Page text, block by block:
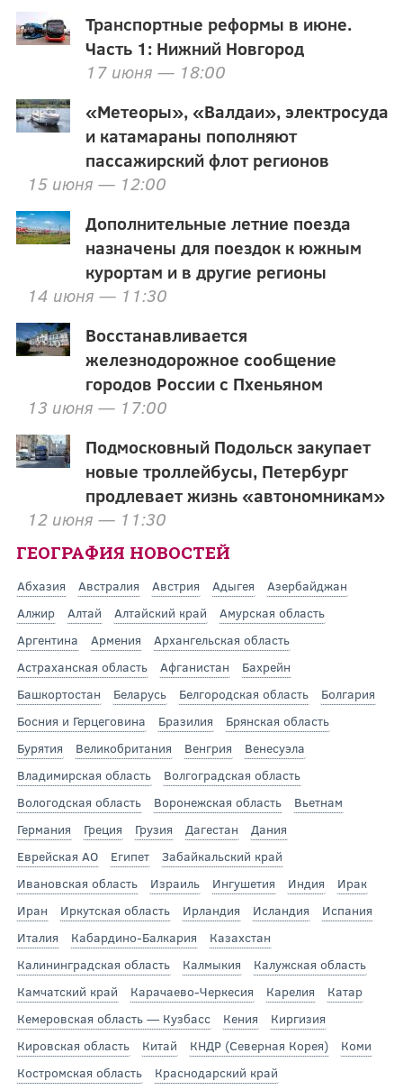
Транспортные реформы в июне.
Часть 1: Нижний Новгород
17 июня — 18:00
«Метеоры», «Валдаи», электросуда
и катамараны пополняют
пассажирский флот регионов
15 июня — 12:00
Дополнительные летние поезда
назначены для поездок к южным
курортам и в другие регионы
14 июня — 11:30
Восстанавливается
железнодорожное сообщение
городов России с Пхеньяном
13 июня — 17:00
Подмосковный Подольск закупает
новые троллейбусы, Петербург
продлевает жизнь «автономникам»
12 июня — 11:30
ГЕОГРАФИЯ НОВОСТЕЙ
Абхазия Австралия Австрия Адыгея
Азербайджан
Алжир
Алтай Алтайский край
Амурская область
Аргентина
Армения
Архангельская область
Астраханская область
Афганистан
Бахрейн
Башкортостан
Беларусь Белгородская область
Болгария
Босния и Герцеговина
Бразилия
Брянская область
Бурятия
Великобритания Венгрия
Венесуэла
Владимирская область
Волгоградская область
Вологодская область
Воронежская область
Вьетнам
Германия
Греция Грузия Дагестан
Дания
Еврейская АО
Египет
Забайкальский край
Ивановская область
Израиль Ингушетия Индия
Ирак
Иран
Иркутская область Ирландия Исландия
Испания
Италия
Кабардино-Балкария
Казахстан
Калининградская область
Калмыкия
Калужская область
Камчатский край
Карачаево-Черкесия Карелия
Катар
Кемеровская область — Кузбасс
Кения
Киргизия
Кировская область
Китай КНДР (Северная Корея)
Коми
Костромская область
Краснодарский край